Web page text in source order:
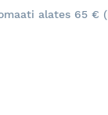
alates 65 €